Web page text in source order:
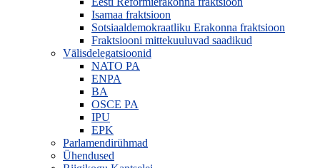
Isamaa fraktsioon
Sotsiaaldemokraatliku Erakonna fraktsioon
Fraktsiooni mittekuuluvad saadikud
Välisdelegatsioonid
NATO PA
ENPA
BA
OSCE PA
IPU
EPK
Parlamendirühmad
Ühendused